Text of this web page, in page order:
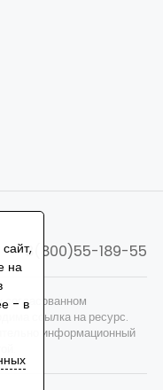
8(800)55-189-55
согласованном
ссылка на ресурс.
информационный
на
- в